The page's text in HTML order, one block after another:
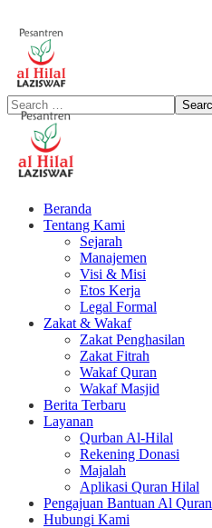
Beranda
Tentang Kami
Sejarah
Manajemen
Visi & Misi
Etos Kerja
Legal Formal
Zakat & Wakaf
Zakat Penghasilan
Zakat Fitrah
Wakaf Quran
Wakaf Masjid
Berita Terbaru
Layanan
Qurban Al-Hilal
Rekening Donasi
Majalah
Aplikasi Quran Hilal
Pengajuan Bantuan Al Quran
Hubungi Kami